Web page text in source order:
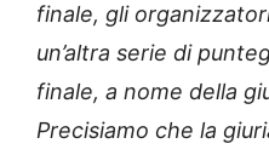
finale, gli
un’altra serie di
finale, a nome della
Precisiamo che la